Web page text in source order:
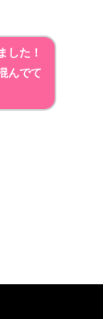
した！
んでて